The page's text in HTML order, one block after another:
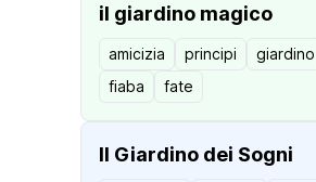
il giardino magico
amicizia principi giardino
fiaba
fate
Il Giardino dei Sogni